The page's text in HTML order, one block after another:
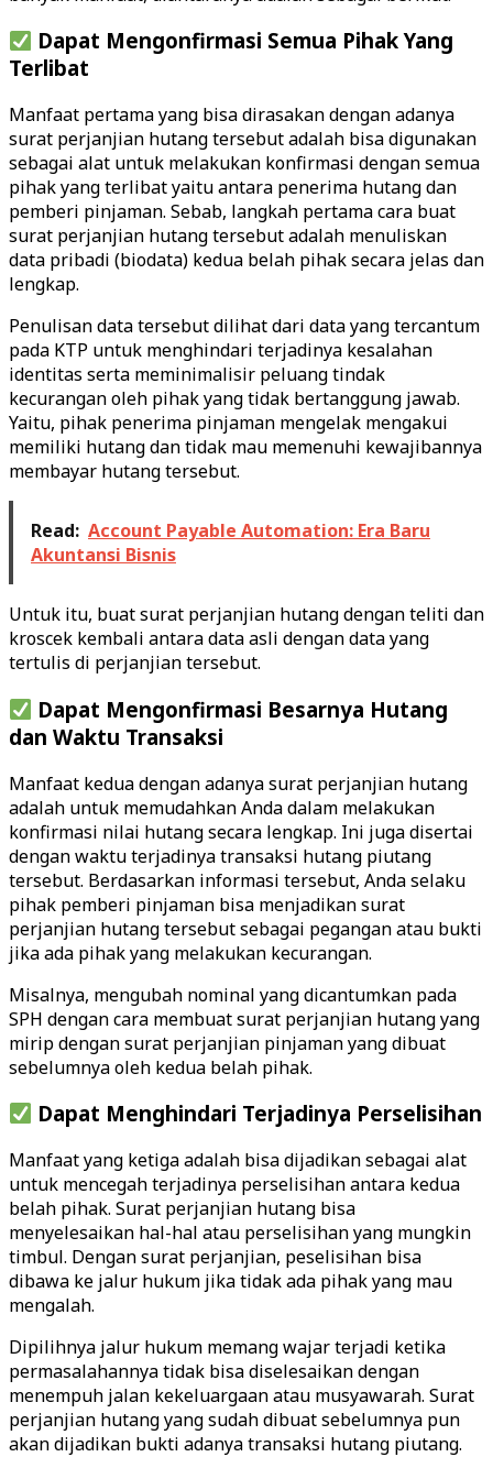
Dapat Mengonfirmasi Semua Pihak Yang
Terlibat
Manfaat pertama yang bisa dirasakan dengan adanya
surat perjanjian hutang tersebut adalah bisa digunakan
sebagai alat untuk melakukan konfirmasi dengan semua
pihak yang terlibat yaitu antara penerima hutang dan
pemberi pinjaman. Sebab, langkah pertama cara buat
surat perjanjian hutang tersebut adalah menuliskan
data pribadi (biodata) kedua belah pihak secara jelas dan
lengkap.
Penulisan data tersebut dilihat dari data yang tercantum
pada KTP untuk menghindari terjadinya kesalahan
identitas serta meminimalisir peluang tindak
kecurangan oleh pihak yang tidak bertanggung jawab.
Yaitu, pihak penerima pinjaman mengelak mengakui
memiliki hutang dan tidak mau memenuhi kewajibannya
membayar hutang tersebut.
Read: Account Payable Automation: Era Baru
Akuntansi Bisnis
Untuk itu, buat surat perjanjian hutang dengan teliti dan
kroscek kembali antara data asli dengan data yang
tertulis di perjanjian tersebut.
Dapat Mengonfirmasi Besarnya Hutang
dan Waktu Transaksi
Manfaat kedua dengan adanya surat perjanjian hutang
adalah untuk memudahkan Anda dalam melakukan
konfirmasi nilai hutang secara lengkap. Ini juga disertai
dengan waktu terjadinya transaksi hutang piutang
tersebut. Berdasarkan informasi tersebut, Anda selaku
pihak pemberi pinjaman bisa menjadikan surat
perjanjian hutang tersebut sebagai pegangan atau bukti
jika ada pihak yang melakukan kecurangan.
Misalnya, mengubah nominal yang dicantumkan pada
SPH dengan cara membuat surat perjanjian hutang yang
mirip dengan surat perjanjian pinjaman yang dibuat
sebelumnya oleh kedua belah pihak.
Dapat Menghindari Terjadinya Perselisihan
Manfaat yang ketiga adalah bisa dijadikan sebagai alat
untuk mencegah terjadinya perselisihan antara kedua
belah pihak. Surat perjanjian hutang bisa
menyelesaikan hal-hal atau perselisihan yang mungkin
timbul. Dengan surat perjanjian, peselisihan bisa
dibawa ke jalur hukum jika tidak ada pihak yang mau
mengalah.
Dipilihnya jalur hukum memang wajar terjadi ketika
permasalahannya tidak bisa diselesaikan dengan
menempuh jalan kekeluargaan atau musyawarah. Surat
perjanjian hutang yang sudah dibuat sebelumnya pun
akan dijadikan bukti adanya transaksi hutang piutang.